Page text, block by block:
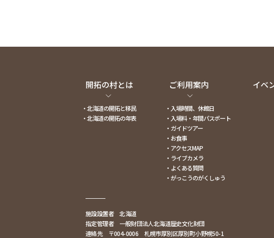
開拓の村とは
・北海道の開拓と移民
・北海道の開拓の年表
ご利用案内
・入場時間、休館日
・入場料・年間パスポート
・ガイドツアー
・お食事
・アクセスMAP
・ライブカメラ
・よくある質問
・がっこうのがくしゅう
イベ
施設設置者 北海道
指定管理者 一般財団法人北海道歴史文化財団
連絡先 〒004-0006 札幌市厚別区厚別町小野幌50-1